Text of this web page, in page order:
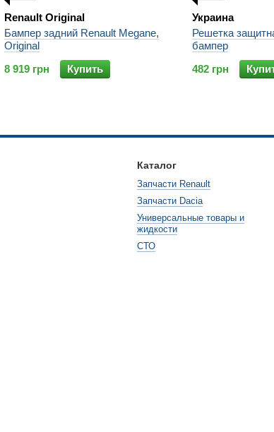
Renault Original
Бампер задний Renault Megane,
Original
8 919 грн
Купить
Украина
Решетка
бампер
482 грн
Каталог
Запчасти Renault
Запчасти Dacia
Универсальные товары и
жидкости
СТО